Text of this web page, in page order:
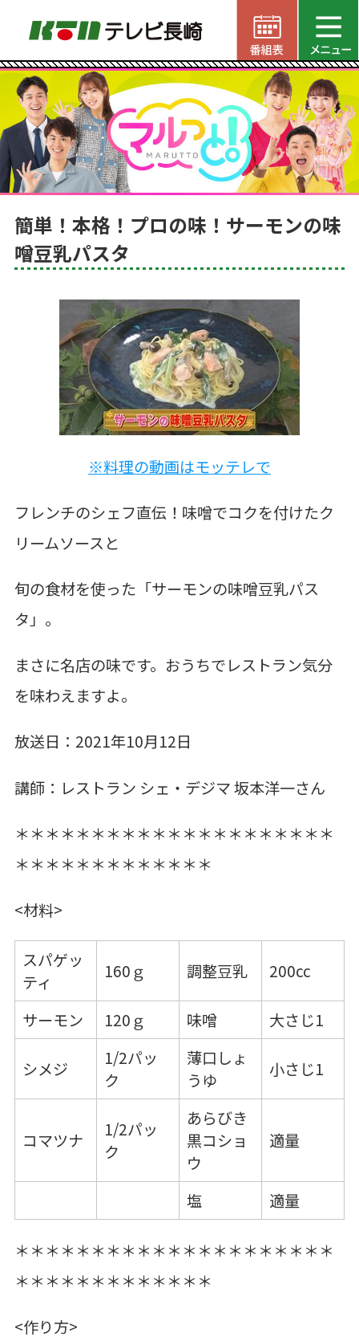
簡単！本格！プロの味！サーモンの味
噌豆乳パスタ
※料理の動画はモッテレで
フレンチのシェフ直伝！味噌でコクを付けたク
リームソースと
旬の食材を使った「サーモンの味噌豆乳パス
タ」。
まさに名店の味です。おうちでレストラン気分
を味わえますよ。
放送日：2021年10月12日
講師：レストラン シェ・デジマ 坂本洋一さん
＊＊＊＊＊＊＊＊＊＊＊＊＊＊＊＊＊＊＊＊＊
＊＊＊＊＊＊＊＊＊＊＊＊＊
<材料>
スパゲッ
ティ
160ｇ 調整豆乳 200cc
サーモン 120ｇ 味噌 大さじ1
シメジ
1/2パッ
ク
薄口しょ
うゆ
小さじ1
コマツナ
1/2パッ
ク
あらびき
黒コショ
ウ
適量
塩 適量
＊＊＊＊＊＊＊＊＊＊＊＊＊＊＊＊＊＊＊＊＊
＊＊＊＊＊＊＊＊＊＊＊＊＊
<作り方>